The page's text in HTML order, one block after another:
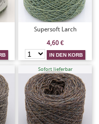
Supersoft Larch
4,60 €
Sofort lieferbar